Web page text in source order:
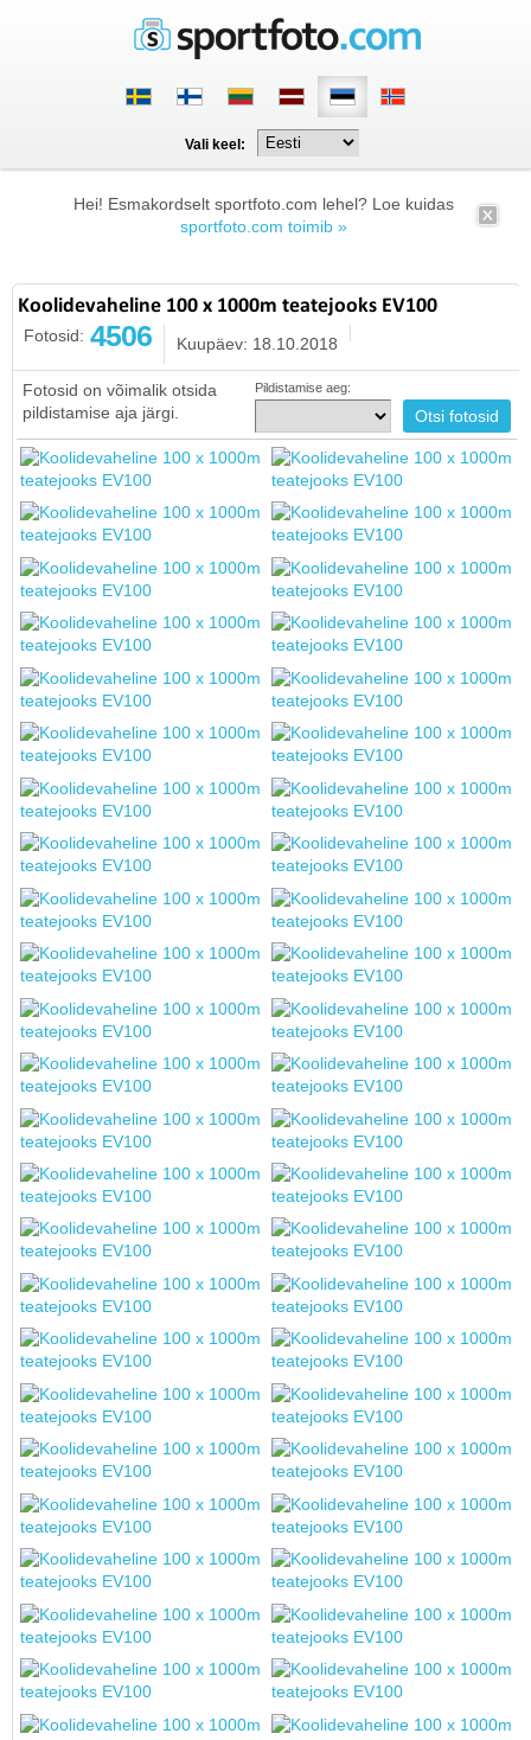
Vali keel:
Hei! Esmakordselt sportfoto.com lehel? Loe kuidas
sportfoto.com toimib »
Koolidevaheline 100 x 1000m teatejooks EV100
Fotosid: 4506 Kuupäev: 18.10.2018
Fotosid on võimalik otsida
pildistamise aja järgi.
Pildistamise aeg: